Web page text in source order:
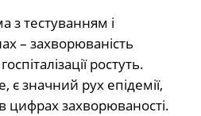
з тестуванням і
– захворюваність
ростуть.
значний рух епідемії,
цифрах захворюваності.